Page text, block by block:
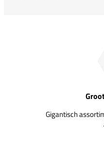
Gigantisch